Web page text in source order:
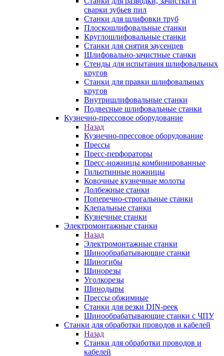
сварки зубьев пил
Станки для шлифовки труб
Плоскошлифовальные станки
Круглошлифовальные станки
Станки для снятия заусенцев
Шлифовально-зачистные станки
Стенды для испытания шлифовальных
кругов
Станки для правки шлифовальных
кругов
Внутришлифовальные станки
Подвесные шлифовальные станки
Кузнечно-прессовое оборудование
Назад
Кузнечно-прессовое оборудование
Прессы
Пресс-перфораторы
Пресс-ножницы комбинированные
Гильотинные ножницы
Ковочные кузнечные молоты
Долбежные станки
Поперечно-строгальные станки
Клепальные станки
Кузнечные станки
Электромонтажные станки
Назад
Электромонтажные станки
Шинообрабатывающие станки
Шиногибы
Шинорезы
Уголкорезы
Шинодыры
Прессы обжимные
Станки для резки DIN-реек
Шинообрабатывающие станки с ЧПУ
Станки для обработки проводов и кабелей
Назад
Станки для обработки проводов и
кабелей